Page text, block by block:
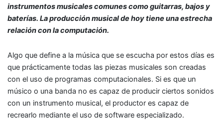
instrumentos musicales comunes como guitarras, bajos y
baterías. La producción musical de hoy tiene una estrecha
relación con la computación.
Algo que define a la música que se escucha por estos días es
que prácticamente todas las piezas musicales son creadas
con el uso de programas computacionales. Si es que un
músico o una banda no es capaz de producir ciertos sonidos
con un instrumento musical, el productor es capaz de
recrearlo mediante el uso de software especializado.